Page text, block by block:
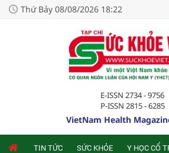
Thứ Bảy 08/08/2026 18:22
E-ISSN 2734 - 9756
P-ISSN 2815 - 6285
VietNam Health
TIN TỨC SỨC KHỎE Y HỌC CỔ